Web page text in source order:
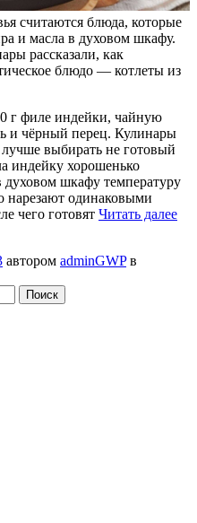
считаются блюда, которые
и масла в духовом шкафу.
рассказали, как
блюдо — котлеты из
г филе индейки, чайную
и чёрный перец. Кулинары
выбирать не готовый
индейку хорошенько
шкафу температуру
нарезают одинаковыми
чего готовят Читать далее
автором adminGWPв